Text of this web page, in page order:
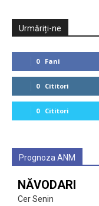
Urmăriți-ne
0 Fani
0 Cititori
0 Cititori
Prognoza ANM
NĂVODARI
Cer Senin